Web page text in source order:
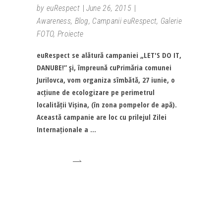
by euRespect
June 26, 2015
Awareness, Blog, Campanii euRespect, Galerie
FOTO, Proiecte
euRespect se alătură campaniei „LET'S DO IT,
DANUBE!” şi, împreună cuPrimăria comunei
Jurilovca, vom organiza sîmbătă, 27 iunie, o
acțiune de ecologizare pe perimetrul
localității Vișina, (în zona pompelor de apă).
Această campanie are loc cu prilejul Zilei
Internaționale a